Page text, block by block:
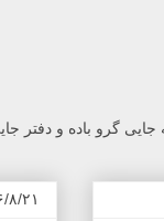
گرو باده و دفتر